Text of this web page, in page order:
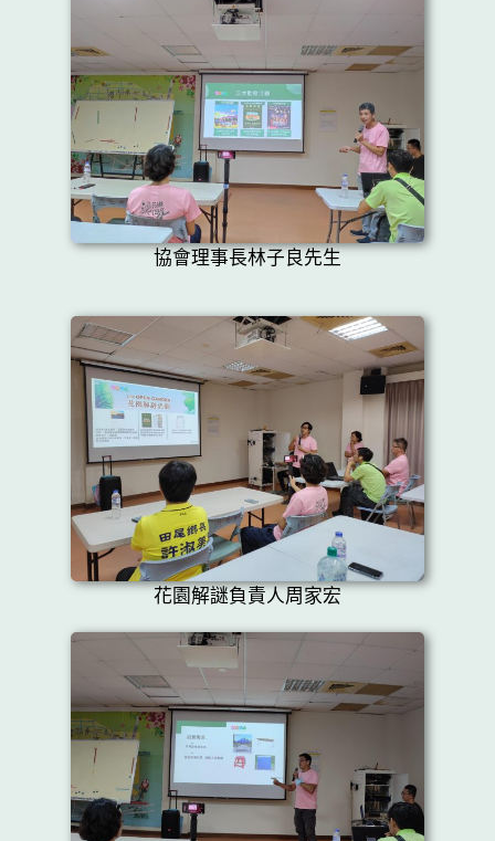
協會理事長林子良先生
花園解謎負責人周家宏